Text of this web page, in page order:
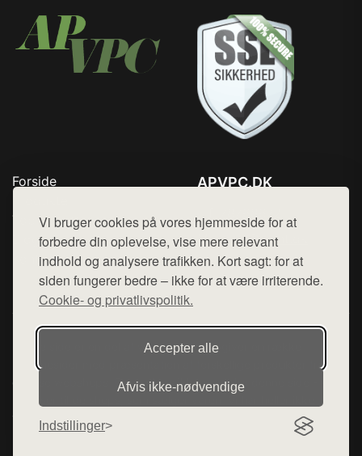
Vi bruger cookies på vores hjemmeside for at
forbedre din oplevelse, vise mere relevant
indhold og analysere trafikken. Kort sagt: for at
siden fungerer bedre – ikke for at være irriterende.
Cookie- og privatlivspolitik.
Accepter alle
Afvis ikke‑nødvendige
Indstillinger
Forside
Top Rabatter
Blog
Kontakt
APVPC.DK
Mail: hej@want.dk
Cookie- og privatlivspolitik
Denne side er en del af want.dk, der udgiver en række
hjemmesider med præsentation af forskellige produkter fra
diverse webshops. Der sælges ikke varer fra denne side - vi
henviser til de shops, som sælger varen. Vi har heller ikke
varerne på lager.